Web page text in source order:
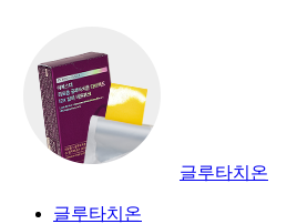
글루타치온
글루타치온